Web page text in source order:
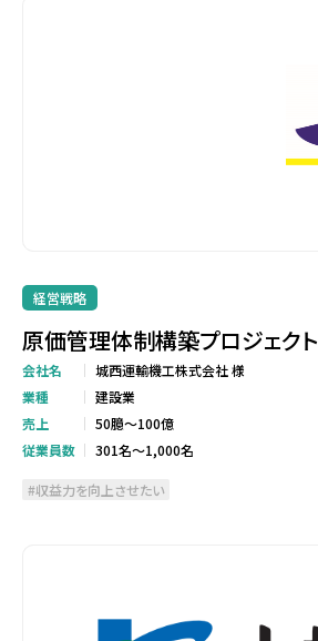
経営戦略
原価管理体制構築プロジェクト
会社名
城西運輸機工株式会社 様
業種
建設業
売上
50臆～100億
従業員数
301名～1,000名
収益力を向上させたい